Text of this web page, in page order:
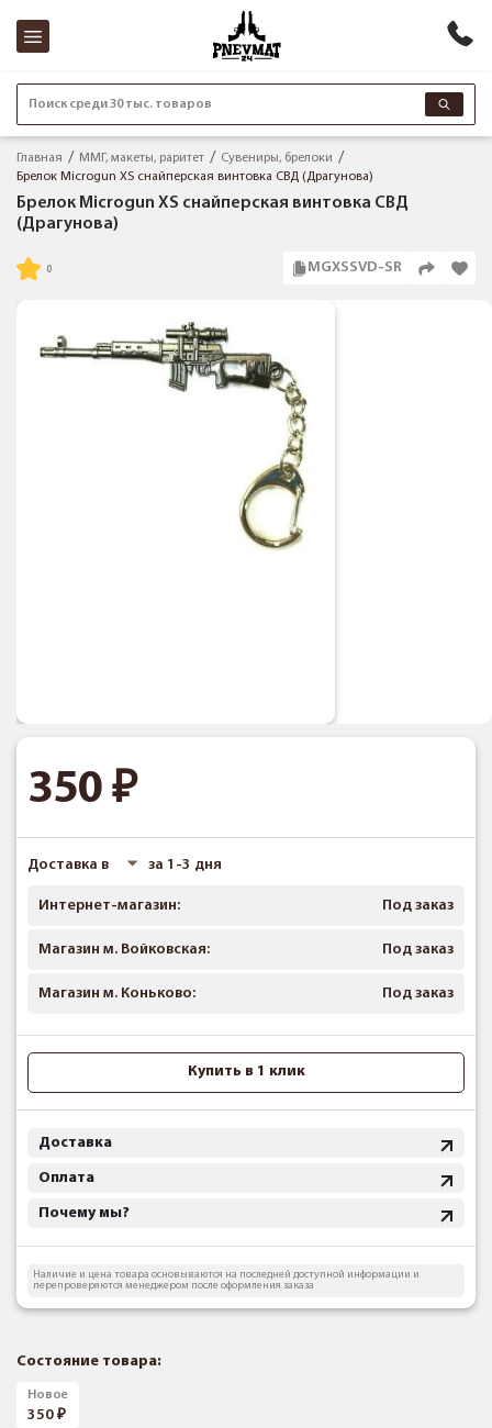
Поиск среди 30 тыс. товаров
Главная ММГ, макеты, раритет
Сувениры, брелоки
Брелок Microgun XS снайперская винтовка СВД (Драгунова)
Брелок Microgun XS снайперская винтовка СВД
(Драгунова)
MGXSSVD-SR
350
Доставка в за 1-3 дня
Интернет-магазин: Под заказ
Магазин м. Войковская: Под заказ
Магазин м. Коньково: Под заказ
Купить в 1 клик
Доставка
Оплата
Почему мы?
Наличие и цена товара основываются на последней доступной информации и
перепроверяются менеджером после оформления заказа
Состояние товара:
Новое
350